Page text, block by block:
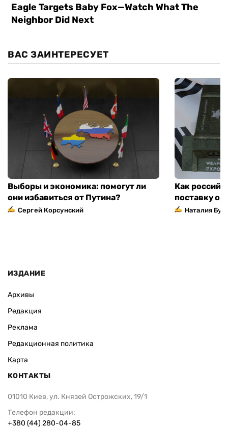
ВАС ЗАИНТЕРЕСУЕТ
Выборы и экономика: помогут ли
они избавиться от Путина?
Сергей Корсунский
Как
поставку
Наталия
ИЗДАНИЕ
Архивы
Редакция
Реклама
Редакционная политика
Карта
КОНТАКТЫ
01010 Киев, ул. Князей Острожских, 19/1
Телефон редакции:
+380 (44) 280-04-85